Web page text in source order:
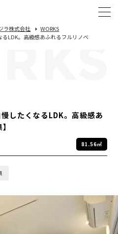
ラ株式会社
WORKS
LDK。高級感あふれるフルリノベ
したくなるLDK。高級感あ
81.56㎡